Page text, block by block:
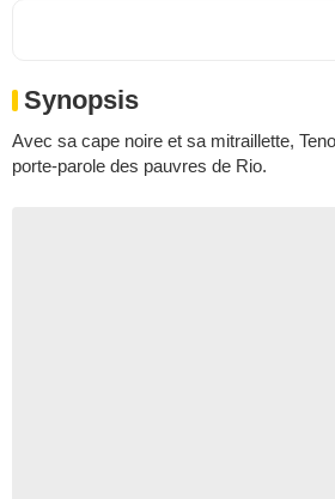
Synopsis
Avec sa cape noire et sa mitraillette,
porte-parole des pauvres de Rio.